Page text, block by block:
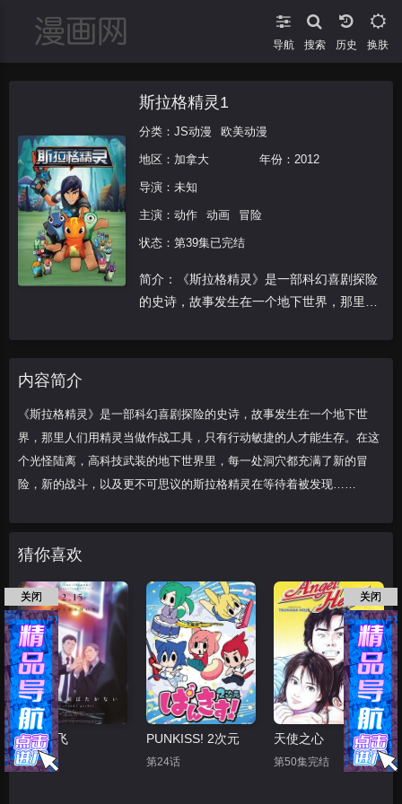
导航 搜索 换肤
斯拉格精灵1
分类： JS动漫 欧美动漫
地区： 加拿大 年份： 2012
导演：未知
主演： 动作 动画 冒险
状态：第39集已完结
简介：《斯拉格精灵》是一部科幻喜剧探险
的史诗，故事发生在一个地下世界，那里人
内容简介
《斯拉格精灵》是一部科幻喜剧探险的史诗，故事发生在一个地下世
界，那里人们用精灵当做作战工具，只有行动敏捷的人才能生存。在这
个光怪陆离，高科技武装的地下世界里，每一处洞穴都充满了新的冒
险，新的战斗，以及更不可思议的斯拉格精灵在等待着被发现……
猜你喜欢
鸣鸟不飞
正片
PUNKISS! 2次元
第24话
天使之心
第50集完结
关闭 关闭